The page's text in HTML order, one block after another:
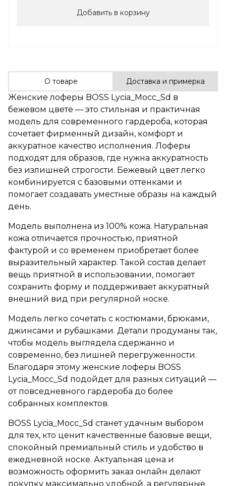
Добавить в корзину
О товаре Доставка и примерка
Женские лоферы BOSS Lycia_Mocc_Sd в
бежевом цвете — это стильная и практичная
модель для современного гардероба, которая
сочетает фирменный дизайн, комфорт и
аккуратное качество исполнения. Лоферы
подходят для образов, где нужна аккуратность
без излишней строгости. Бежевый цвет легко
комбинируется с базовыми оттенками и
помогает создавать уместные образы на каждый
день.
Модель выполнена из 100% кожа. Натуральная
кожа отличается прочностью, приятной
фактурой и со временем приобретает более
выразительный характер. Такой состав делает
вещь приятной в использовании, помогает
сохранить форму и поддерживает аккуратный
внешний вид при регулярной носке.
Модель легко сочетать с костюмами, брюками,
джинсами и рубашками. Детали продуманы так,
чтобы модель выглядела сдержанно и
современно, без лишней перегруженности.
Благодаря этому женские лоферы BOSS
Lycia_Mocc_Sd подойдет для разных ситуаций —
от повседневного гардероба до более
собранных комплектов.
BOSS Lycia_Mocc_Sd станет удачным выбором
для тех, кто ценит качественные базовые вещи,
спокойный премиальный стиль и удобство в
ежедневной носке. Актуальная цена и
возможность оформить заказ онлайн делают
покупку максимально удобной, а регулярные